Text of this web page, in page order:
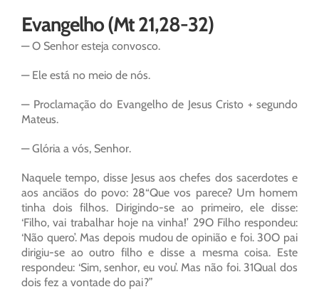
Evangelho (Mt 21,28-32)
— O Senhor esteja convosco.
— Ele está no meio de nós.
— Proclamação do Evangelho de Jesus Cristo + segundo
Mateus.
— Glória a vós, Senhor.
Naquele tempo, disse Jesus aos chefes dos sacerdotes e
aos anciãos do povo: 28“Que vos parece? Um homem
tinha dois filhos. Dirigindo-se ao primeiro, ele disse:
‘Filho, vai trabalhar hoje na vinha!’ 29O Filho respondeu:
‘Não quero’. Mas depois mudou de opinião e foi. 30O pai
dirigiu-se ao outro filho e disse a mesma coisa. Este
respondeu: ‘Sim, senhor, eu vou’. Mas não foi. 31Qual dos
dois fez a vontade do pai?”